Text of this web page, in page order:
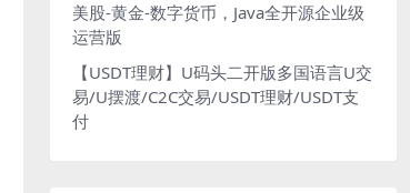
美股-黄金-数字货币，Java全开源企业级
运营版
【USDT理财】U码头二开版多国语言U交
易/U摆渡/C2C交易/USDT理财/USDT支
付